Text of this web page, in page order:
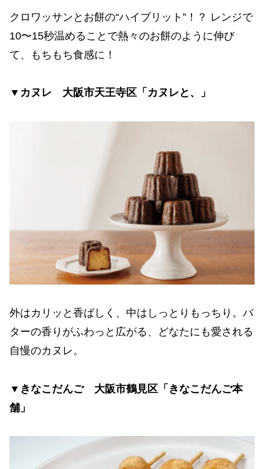
クロワッサンとお餅の“ハイブリット”！？ レンジで
10〜15秒温めることで熱々のお餅のように伸び
て、もちもち食感に！
▼カヌレ 大阪市天王寺区「カヌレと、」
外はカリッと香ばしく、中はしっとりもっちり。バ
ターの香りがふわっと広がる、どなたにも愛される
自慢のカヌレ。
▼きなこだんご 大阪市鶴見区「きなこだんご本
舗」